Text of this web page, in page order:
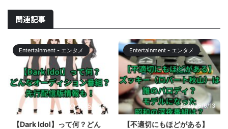
関連記事
Entertainment - エンタメ
2025/6/13
【Dark Idol】って何？どん
Entertainment - エンタメ
2025/6/13
【不適切にもほどがある】